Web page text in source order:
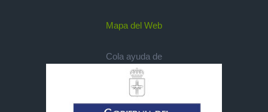
Mapa del Web
Cola ayuda de